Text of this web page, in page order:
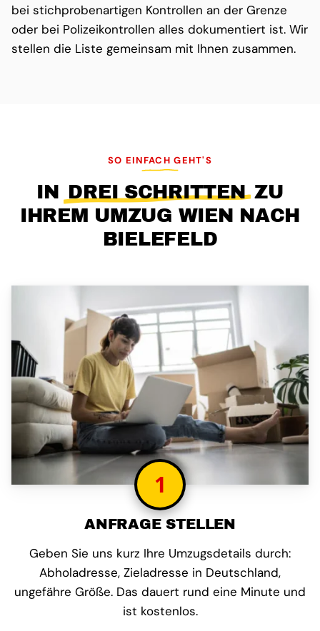
bei stichprobenartigen Kontrollen an der Grenze
oder bei Polizeikontrollen alles dokumentiert ist. Wir
stellen die Liste gemeinsam mit Ihnen zusammen.
SO EINFACH GEHT'S
IN DREI SCHRITTENZU
IHREM UMZUG WIEN NACH
BIELEFELD
1
ANFRAGE STELLEN
Geben Sie uns kurz Ihre Umzugsdetails durch:
Abholadresse, Zieladresse in Deutschland,
ungefähre Größe. Das dauert rund eine Minute und
ist kostenlos.